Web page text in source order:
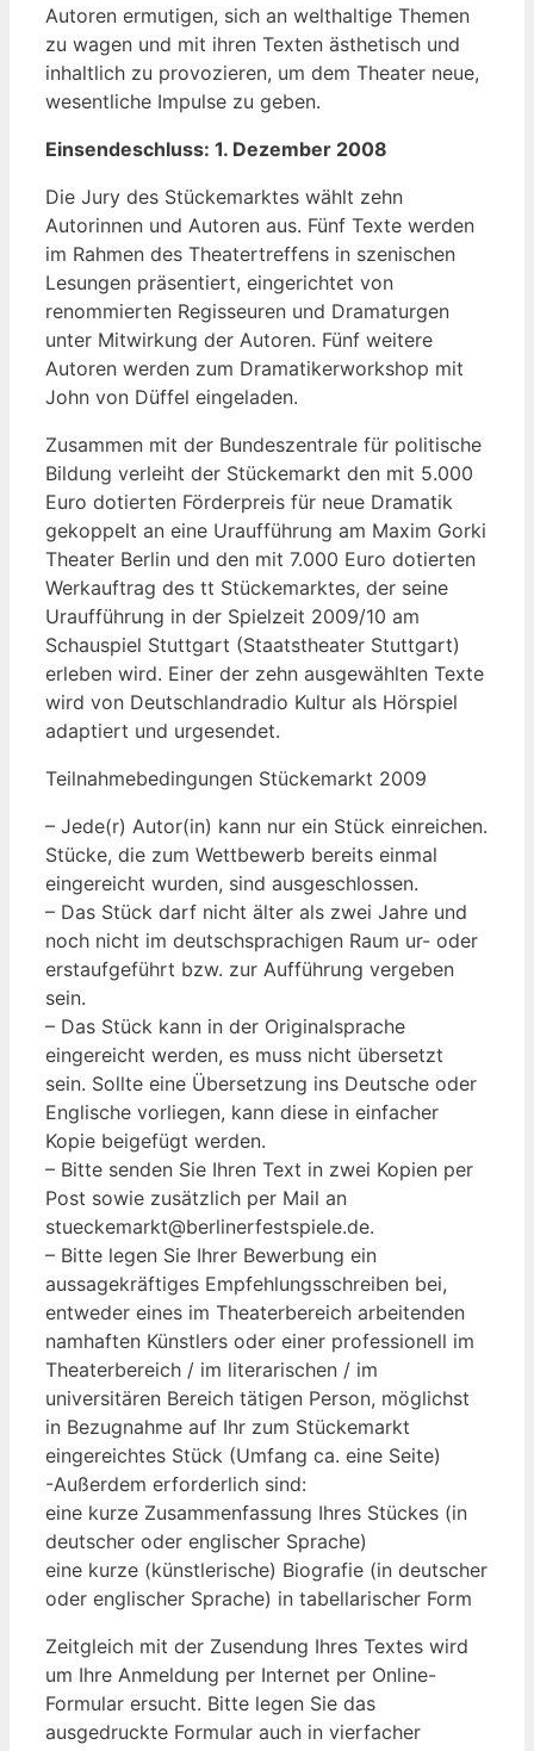
Autoren ermutigen, sich an welthaltige Themen
zu wagen und mit ihren Texten ästhetisch und
inhaltlich zu provozieren, um dem Theater neue,
wesentliche Impulse zu geben.
Einsendeschluss: 1. Dezember 2008
Die Jury des Stückemarktes wählt zehn
Autorinnen und Autoren aus. Fünf Texte werden
im Rahmen des Theatertreffens in szenischen
Lesungen präsentiert, eingerichtet von
renommierten Regisseuren und Dramaturgen
unter Mitwirkung der Autoren. Fünf weitere
Autoren werden zum Dramatikerworkshop mit
John von Düffel eingeladen.
Zusammen mit der Bundeszentrale für politische
Bildung verleiht der Stückemarkt den mit 5.000
Euro dotierten Förderpreis für neue Dramatik
gekoppelt an eine Uraufführung am Maxim Gorki
Theater Berlin und den mit 7.000 Euro dotierten
Werkauftrag des tt Stückemarktes, der seine
Uraufführung in der Spielzeit 2009/10 am
Schauspiel Stuttgart (Staatstheater Stuttgart)
erleben wird. Einer der zehn ausgewählten Texte
wird von Deutschlandradio Kultur als Hörspiel
adaptiert und urgesendet.
Teilnahmebedingungen Stückemarkt 2009
– Jede(r) Autor(in) kann nur ein Stück einreichen.
Stücke, die zum Wettbewerb bereits einmal
eingereicht wurden, sind ausgeschlossen.
– Das Stück darf nicht älter als zwei Jahre und
noch nicht im deutschsprachigen Raum ur- oder
erstaufgeführt bzw. zur Aufführung vergeben
sein.
– Das Stück kann in der Originalsprache
eingereicht werden, es muss nicht übersetzt
sein. Sollte eine Übersetzung ins Deutsche oder
Englische vorliegen, kann diese in einfacher
Kopie beigefügt werden.
– Bitte senden Sie Ihren Text in zwei Kopien per
Post sowie zusätzlich per Mail an
stueckemarkt@berlinerfestspiele.de.
– Bitte legen Sie Ihrer Bewerbung ein
aussagekräftiges Empfehlungsschreiben bei,
entweder eines im Theaterbereich arbeitenden
namhaften Künstlers oder einer professionell im
Theaterbereich / im literarischen / im
universitären Bereich tätigen Person, möglichst
in Bezugnahme auf Ihr zum Stückemarkt
eingereichtes Stück (Umfang ca. eine Seite)
-Außerdem erforderlich sind:
eine kurze Zusammenfassung Ihres Stückes (in
deutscher oder englischer Sprache)
eine kurze (künstlerische) Biografie (in deutscher
oder englischer Sprache) in tabellarischer Form
Zeitgleich mit der Zusendung Ihres Textes wird
um Ihre Anmeldung per Internet per Online-
Formular ersucht. Bitte legen Sie das
ausgedruckte Formular auch in vierfacher